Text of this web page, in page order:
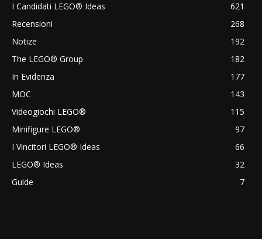
I Candidati LEGO® Ideas
621
Recensioni
268
Notize
192
The LEGO® Group
182
In Evidenza
177
MOC
143
Videogiochi LEGO®
115
Minifigure LEGO®
97
I Vincitori LEGO® Ideas
66
LEGO® Ideas
32
Guide
7